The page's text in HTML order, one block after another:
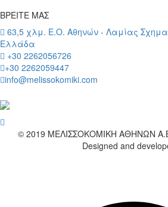
ΒΡΕΙΤΕ ΜΑΣ
63,5 χλμ. Ε.Ο. Αθηνών - Λαμίας
Ελλάδα
+30 2262056726
+30 2262059447
info@melissokomiki.com
wish
© 2019 ΜΕΛΙΣΣΟΚΟΜΙΚΗ ΑΘΗΝΩΝ
Designed and